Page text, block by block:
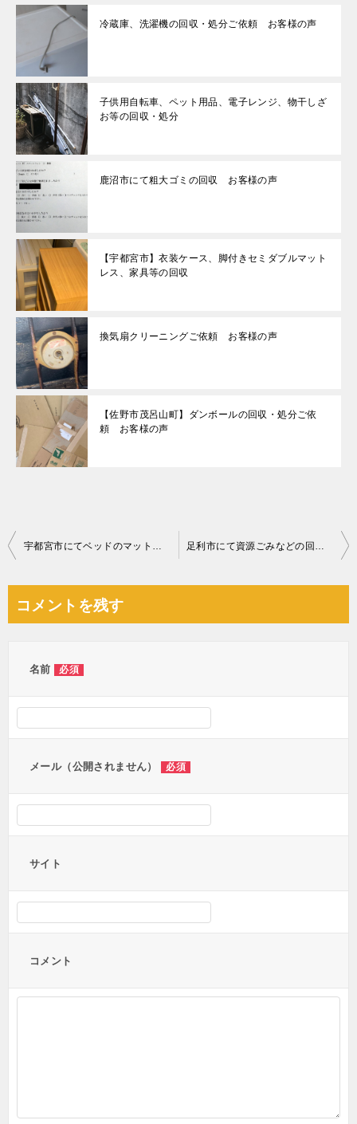
冷蔵庫、洗濯機の回収・処分ご依頼 お客様の声
子供用自転車、ペット用品、電子レンジ、物干しざ
お等の回収・処分
鹿沼市にて粗大ゴミの回収 お客様の声
【宇都宮市】衣装ケース、脚付きセミダブルマット
レス、家具等の回収
換気扇クリーニングご依頼 お客様の声
【佐野市茂呂山町】ダンボールの回収・処分ご依
頼 お客様の声
投
ビ
宇都宮市にてベッドのマットレスの回収処分のご依頼 お客様の声 足利市にて資源ごみなどの回収処分 お客様の声
コメントを残す
名前 必須
メール（公開されません） 必須
サイト
コメント